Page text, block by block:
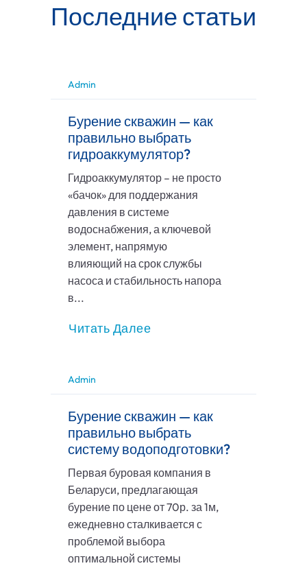
Последние статьи
Admin
Бурение скважин — как
правильно выбрать
гидроаккумулятор?
Гидроаккумулятор – не просто
«бачок» для поддержания
давления в системе
водоснабжения, а ключевой
элемент, напрямую
влияющий на срок службы
насоса и стабильность напора
в...
Читать Далее
Admin
Бурение скважин — как
правильно выбрать
систему водоподготовки?
Первая буровая компания в
Беларуси, предлагающая
бурение по цене от 70р. за 1м,
ежедневно сталкивается с
проблемой выбора
оптимальной системы